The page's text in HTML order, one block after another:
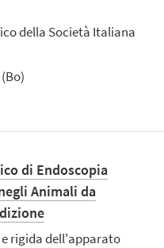
della Società Italiana
di Endoscopia
Animali da
rigida dell'apparato